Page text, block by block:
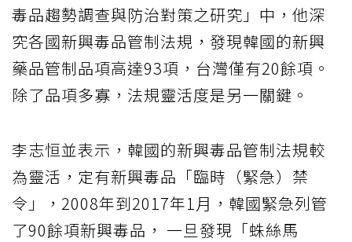
毒品趨勢調查與防治對策之研究」中，他深
究各國新興毒品管制法規，發現韓國的新興
藥品管制品項高達93項，台灣僅有20餘項。
除了品項多寡，法規靈活度是另一關鍵。
李志恒並表示，韓國的新興毒品管制法規較
為靈活，定有新興毒品「臨時（緊急）禁
令」，2008年到2017年1月，韓國緊急列管
了90餘項新興毒品， 一旦發現「蛛絲馬